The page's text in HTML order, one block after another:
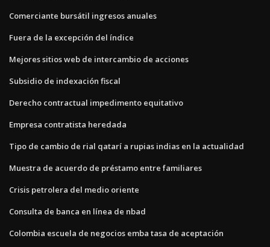
Comerciante bursátil ingresos anuales
Fuera de la excepción del índice
Mejores sitios web de intercambio de acciones
Subsidio de indexación fiscal
Derecho contractual impedimento equitativo
Empresa contratista heredada
Tipo de cambio de rial qatarí a rupias indias en la actualidad
Muestra de acuerdo de préstamo entre familiares
Crisis petrolera del medio oriente
Consulta de banca en línea de nbad
Colombia escuela de negocios emba tasa de aceptación